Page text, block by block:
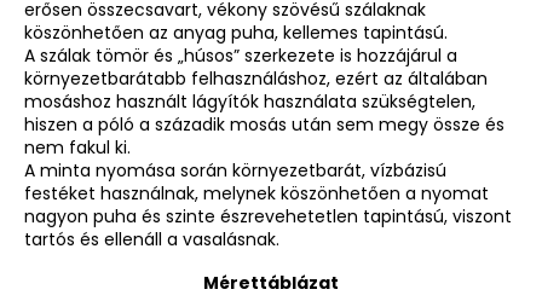
erősen összecsavart, vékony szövésű szálaknak
köszönhetően az anyag puha, kellemes tapintású.
A szálak tömör és „húsos” szerkezete is hozzájárul a
környezetbarátabb felhasználáshoz, ezért az általában
mosáshoz használt lágyítók használata szükségtelen,
hiszen a póló a századik mosás után sem megy össze és
nem fakul ki.
A minta nyomása során környezetbarát, vízbázisú
festéket használnak, melynek köszönhetően a nyomat
nagyon puha és szinte észrevehetetlen tapintású, viszont
tartós és ellenáll a vasalásnak.
Mérettáblázat